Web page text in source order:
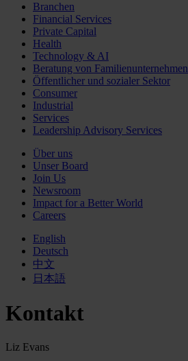
Branchen
Financial Services
Private Capital
Health
Technology & AI
Beratung von Familienunternehmen
Öffentlicher und sozialer Sektor
Consumer
Industrial
Services
Leadership Advisory Services
Über uns
Unser Board
Join Us
Newsroom
Impact for a Better World
Careers
English
Deutsch
中文
日本語
Kontakt
Liz Evans